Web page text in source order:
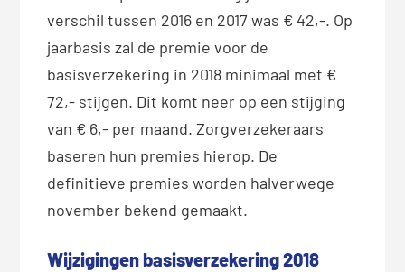
verschil tussen 2016 en 2017 was € 42,-. Op
jaarbasis zal de premie voor de
basisverzekering in 2018 minimaal met €
72,- stijgen. Dit komt neer op een stijging
van € 6,- per maand. Zorgverzekeraars
baseren hun premies hierop. De
definitieve premies worden halverwege
november bekend gemaakt.
Wijzigingen basisverzekering 2018